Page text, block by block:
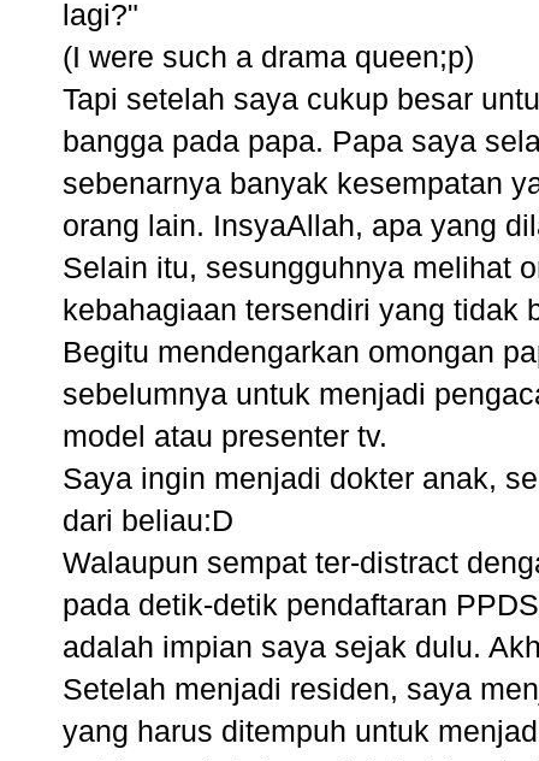
lagi?"
(I were such a drama queen;p)
Tapi setelah saya cukup besar
bangga pada papa. Papa saya
sebenarnya banyak kesempatan
orang lain. InsyaAllah, apa yang
Selain itu, sesungguhnya melihat
kebahagiaan tersendiri yang tidak
Begitu mendengarkan omongan
sebelumnya untuk menjadi
model atau presenter tv.
Saya ingin menjadi dokter anak,
dari beliau:D
Walaupun sempat ter-distract
pada detik-detik pendaftaran
adalah impian saya sejak dulu.
Setelah menjadi residen, saya
yang harus ditempuh untuk